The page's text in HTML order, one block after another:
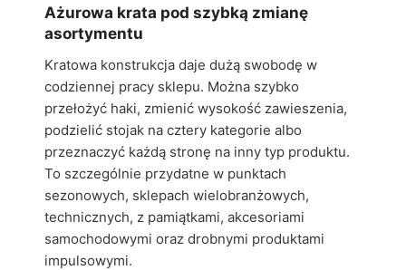
Ażurowa krata pod szybką zmianę
asortymentu
Kratowa konstrukcja daje dużą swobodę w
codziennej pracy sklepu. Można szybko
przełożyć haki, zmienić wysokość zawieszenia,
podzielić stojak na cztery kategorie albo
przeznaczyć każdą stronę na inny typ produktu.
To szczególnie przydatne w punktach
sezonowych, sklepach wielobranżowych,
technicznych, z pamiątkami, akcesoriami
samochodowymi oraz drobnymi produktami
impulsowymi.